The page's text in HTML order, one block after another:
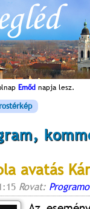
Emőd napja lesz.
avatás
Rovat: